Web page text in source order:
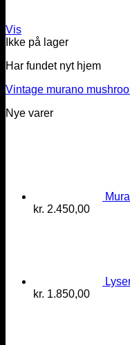
Vis
Ikke på lager
Har fundet nyt hjem
Vintage murano
Nye varer
kr. 2.450,00
kr. 1.850,00